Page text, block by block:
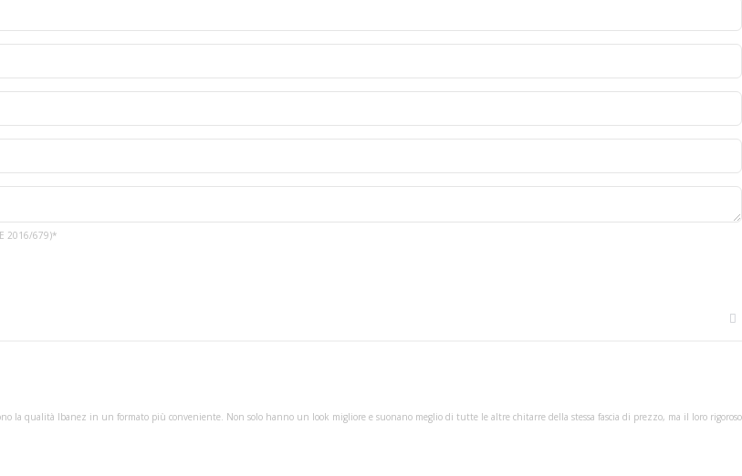
2016/679)*
la qualità Ibanez in un formato più conveniente. Non solo hanno un look migliore e suonano meglio di tutte le altre chitarre della stessa fascia di prezzo, ma il loro rigoroso